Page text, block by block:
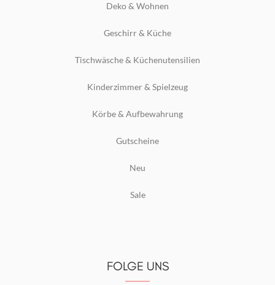
Deko & Wohnen
Geschirr & Küche
Tischwäsche & Küchenutensilien
Kinderzimmer & Spielzeug
Körbe & Aufbewahrung
Gutscheine
Neu
Sale
FOLGE UNS